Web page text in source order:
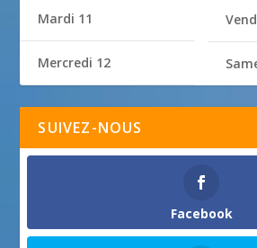
Mardi 11
Mercredi 12
SUIVEZ-NOUS
Facebook